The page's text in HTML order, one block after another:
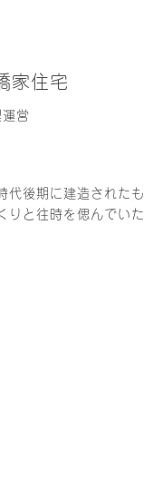
家住宅
営
後期に建造された
と往時を偲んでいた